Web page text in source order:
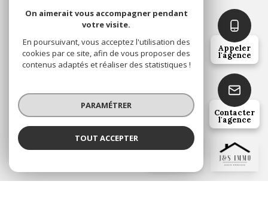
j&s immo
Appeler
l'agence
Contacter
l'agence
plan du site
nos partenaires
mentions légales
admin
nos honoraires
On aimerait vous accompagner pendant
votre visite.
En poursuivant, vous acceptez l'utilisation des
cookies par ce site, afin de vous proposer des
contenus adaptés et réaliser des statistiques !
PARAMÉTRER
TOUT ACCEPTER